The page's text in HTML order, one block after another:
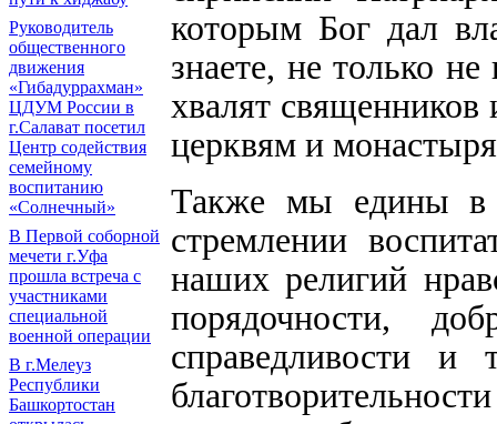
Руководитель
общественного
движения
«Гибадуррахман»
ЦДУМ России в
г.Салават посетил
Центр содействия
семейному
воспитанию
«Солнечный»
В Первой соборной
мечети г.Уфа
прошла встреча с
участниками
специальной
военной операции
В г.Мелеуз
Республики
Башкортостан
которым Бог дал
знаете, не только
хвалят
церквям и
Также мы едины в
стремлении
наших религий
порядочности,
справедливости